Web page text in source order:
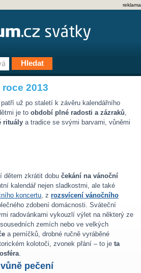
reklama
2013
už po staletí k závěru kalendářního
je to období plné radosti a zázraků,
rituálya tradice se svými barvami, vůněmi
dětem zkrátit dobu čekání na vánoční
kalendář nejen sladkostmi, ale také
koncertu, z rozsvícení vánočního
zdobení domácnosti. Sváteční
radovánkami vykouzlí výlet na některý ze
zemích nebo ve velkých
a perníčků, drobné ručně vyráběné
kolotoči, zvonek přání – to je ta
.
pečení